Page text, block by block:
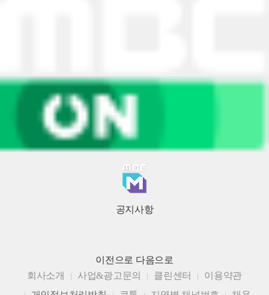
공지사항
이전으로 다음으로
회사소개
사업&광고문의 클린센터
이용약관